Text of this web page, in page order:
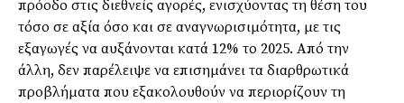
πρόοδο στις διεθνείς αγορές, ενισχύοντας τη θέση του
τόσο σε αξία όσο και σε αναγνωρισιμότητα, με τις
εξαγωγές να αυξάνονται κατά 12% το 2025. Από την
άλλη, δεν παρέλειψε να επισημάνει τα διαρθρωτικά
προβλήματα που εξακολουθούν να περιορίζουν τη